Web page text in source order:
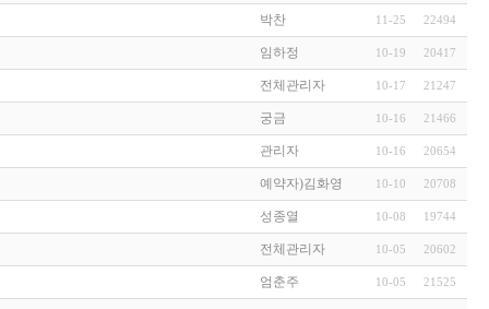
박찬 11-25 22494
임하정 10-19 20417
전체관리자 10-17 21247
궁금 10-16 21466
관리자 10-16 20654
예약자)김화영 10-10 20708
성종열 10-08 19744
전체관리자 10-05 20602
엄춘주 10-05 21525